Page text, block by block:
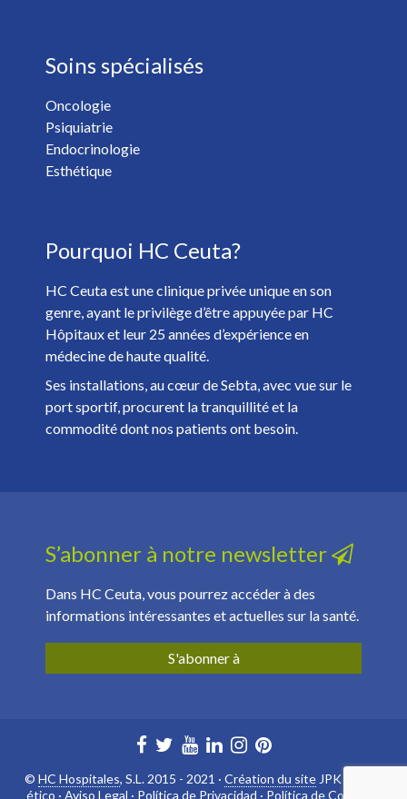
Vous voulez recevoir les nouvelles de HC Hospitales? *
Oui
Non
Confidentialité. *
Soins spécialisés
Oncologie
Psiquiatrie
Endocrinologie
Esthétique
Pourquoi HC Ceuta?
HC Ceuta est une clinique privée unique en son
genre, ayant le privilège d’être appuyée par HC
Hôpitaux et leur 25 années d’expérience en
médecine de haute qualité.
Ses installations, au cœur de Sebta, avec vue sur le
port sportif, procurent la tranquillité et la
commodité dont nos patients ont besoin.
S’abonner à notre newsletter
Dans HC Ceuta, vous pourrez accéder à des
informations intéressantes et actuelles sur la santé.
S'abonner à
© HC Hospitales, S.L. 2015 - 2021 · Création du site JPK ·
ético · Aviso Legal · Política de Privacidad · Política de Cookies